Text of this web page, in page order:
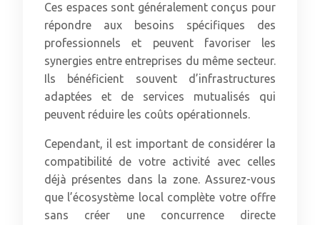
Ces espaces sont généralement conçus pour
répondre aux besoins spécifiques des
professionnels et peuvent favoriser les
synergies entre entreprises du même secteur.
Ils bénéficient souvent d’infrastructures
adaptées et de services mutualisés qui
peuvent réduire les coûts opérationnels.
Cependant, il est important de considérer la
compatibilité de votre activité avec celles
déjà présentes dans la zone. Assurez-vous
que l’écosystème local complète votre offre
sans créer une concurrence directe